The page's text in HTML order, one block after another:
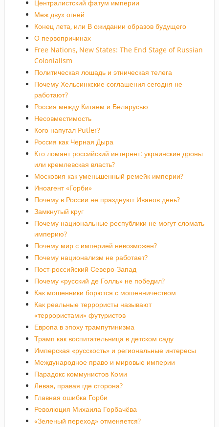
Централистский фатум империи
Меж двух огней
Конец лета, или В ожидании образов будущего
О первопричинах
Free Nations, New States: The End Stage of Russian
Colonialism
Политическая лошадь и этническая телега
Почему Хельсинкские соглашения сегодня не
работают?
Россия между Китаем и Беларусью
Несовместимость
Кого напугал Putler?
Россия как Черная Дыра
Кто ломает российский интернет: украинские дроны
или кремлевская власть?
Московия как уменьшенный ремейк империи?
Иноагент «Горби»
Почему в России не празднуют Иванов день?
Замкнутый круг
Почему национальные республики не могут сломать
империю?
Почему мир с империей невозможен?
Почему национализм не работает?
Пост-российский Северо-Запад
Почему «русский де Голль» не победил?
Как мошенники борются с мошенничеством
Как реальные террористы называют
«террористами» футуристов
Европа в эпоху трампутинизма
Трамп как воспитательница в детском саду
Имперская «русскость» и региональные интересы
Международное право и мировые империи
Парадокс коммунистов Коми
Левая, правая где сторона?
Главная ошибка Горби
Революция Михаила Горбачёва
«Зеленый переход» отменяется?